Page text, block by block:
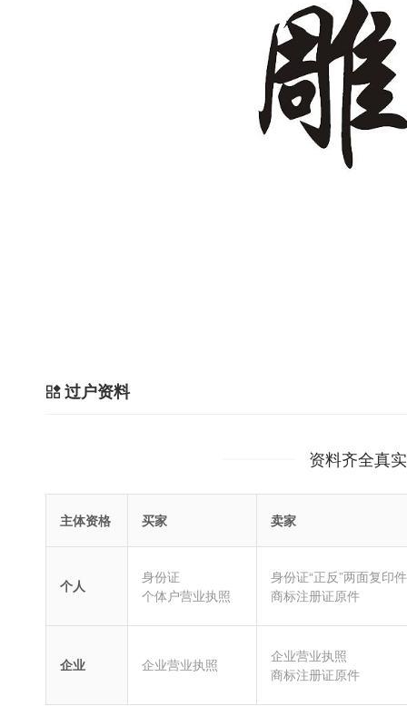
过户资料
资料齐全真
主体资格 买家 卖家
个人
身份证
个体户营业执照
身份证“正反”两面复印件
商标注册证原件
企业 企业营业执照
企业营业执照
商标注册证原件